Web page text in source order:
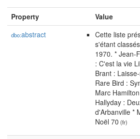
Property Value
dbo:abstract
Cette liste
s'étant
1970. * Jean-
: C'est la vie
Brant :
Rare Bird :
Marc
Hallyday :
d'Arbanville *
Noël 70 (fr)